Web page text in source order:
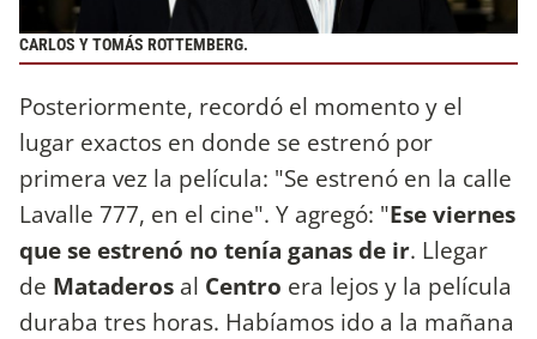
CARLOS Y TOMÁS ROTTEMBERG.
Posteriormente, recordó el momento y el
lugar exactos en donde se estrenó por
primera vez la película: "Se estrenó en la calle
Lavalle 777, en el cine". Y agregó: "Ese viernes
que se estrenó no tenía ganas de ir. Llegar
de Mataderos al Centro era lejos y la película
duraba tres horas. Habíamos ido a la mañana